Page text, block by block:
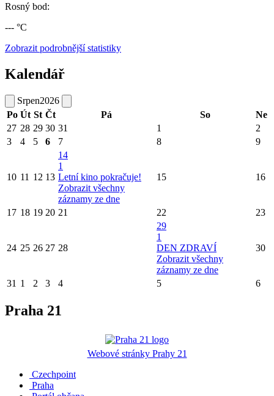
Rosný bod:
--- °C
Zobrazit podrobnější statistiky
Kalendář
Srpen2026
Po Út St Čt Pá So
Ne
27 28 29 30 31 1
2
3
4 5 6 7 8 9
10 11 12 13
14
1
Letní kino pokračuje!
Zobrazit všechny
záznamy ze dne
15 16
17 18 19 20 21 22 23
24 25 26 27 28
29
1
DEN ZDRAVÍ
Zobrazit všechny
záznamy ze dne
30
31 1 2 3 4 5 6
Praha 21
Webové stránky Prahy 21
Czechpoint
Praha